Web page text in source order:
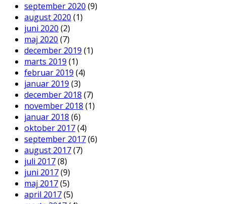
september 2020 (9)
august 2020 (1)
juni 2020 (2)
maj 2020 (7)
december 2019 (1)
marts 2019 (1)
februar 2019 (4)
januar 2019 (3)
december 2018 (7)
november 2018 (1)
januar 2018 (6)
oktober 2017(4)
september 2017(6)
august 2017(7)
juli 2017(8)
juni 2017(9)
maj 2017(5)
april 2017(5)